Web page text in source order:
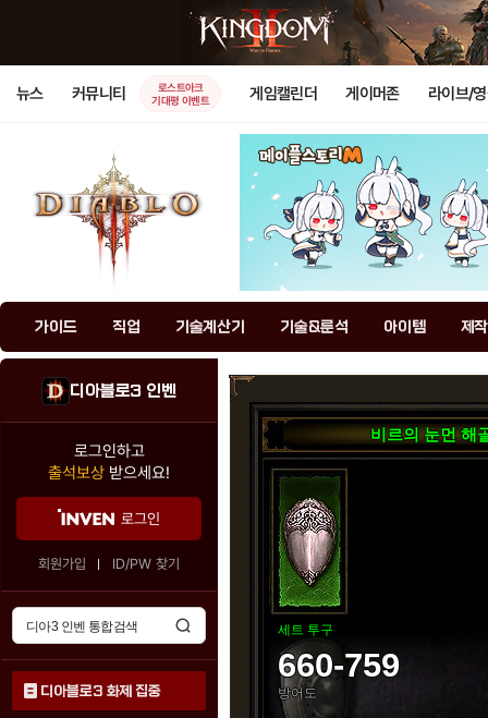
뉴스 커뮤니티
로스트아크
기대평 이벤트
게임캘린더 게이머존 라이브/
가이드 직업 기술계산기 기술&룬석 아이템 제
디아블로3 인벤
로그인하고
출석보상 받으세요!
로그인
회원가입 ID/PW 찾기
디아블로3 화제 집중
비르의 눈먼 해
세트 투구
660-759
방어도